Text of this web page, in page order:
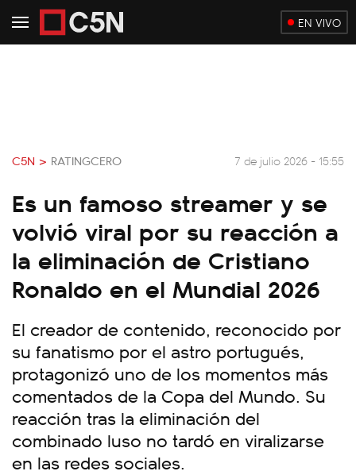
EN VIVO
C5N > RATINGCERO 7 de julio 2026 - 15:55
Es un famoso streamer y se
volvió viral por su reacción a
la eliminación de Cristiano
Ronaldo en el Mundial 2026
El creador de contenido, reconocido por
su fanatismo por el astro portugués,
protagonizó uno de los momentos más
comentados de la Copa del Mundo. Su
reacción tras la eliminación del
combinado luso no tardó en viralizarse
en las redes sociales.